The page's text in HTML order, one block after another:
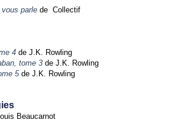
parle de Collectif
4 de J.K. Rowling
tome 3 de J.K. Rowling
5de J.K. Rowling
Beaucarnot